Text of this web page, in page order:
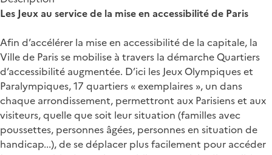
Les Jeux au service de la mise en accessibilité de Paris
Afin d’accélérer la mise en accessibilité de la capitale, la
Ville de Paris se mobilise à travers la démarche Quartiers
d’accessibilité augmentée. D’ici les Jeux Olympiques et
Paralympiques, 17 quartiers « exemplaires », un dans
chaque arrondissement, permettront aux Parisiens et aux
visiteurs, quelle que soit leur situation (familles avec
poussettes, personnes âgées, personnes en situation de
handicap...), de se déplacer plus facilement pour accéder